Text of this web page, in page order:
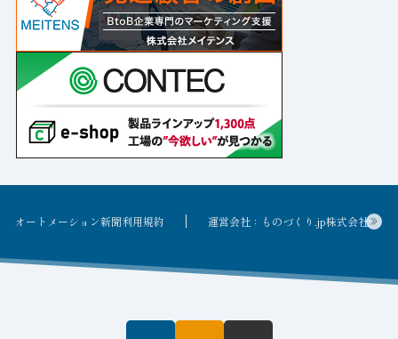
オートメーション新聞利用規約 運営会社：ものづくり.jp株式会社